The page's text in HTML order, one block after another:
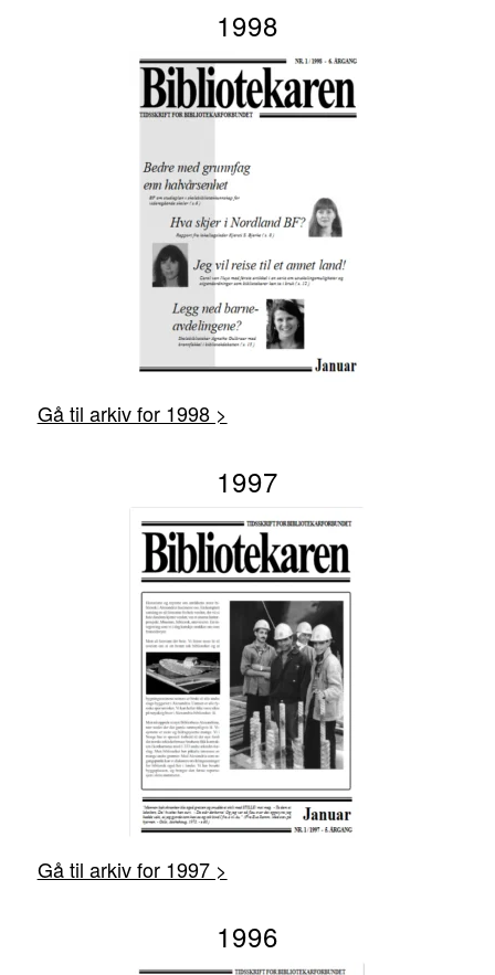
1998
Gå til arkiv for 1998 >
1997
Gå til arkiv for 1997 >
1996